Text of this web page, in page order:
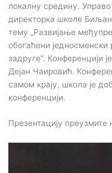
локалну средину. Управо
директорка школе
тему „Развијање
обогаћени
задруге“. Конференцији
Дејан Чаировић.
самом крају, школа је
конференцији.
Презентацију преузмите